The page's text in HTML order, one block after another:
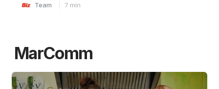
Team 7 min
MarComm